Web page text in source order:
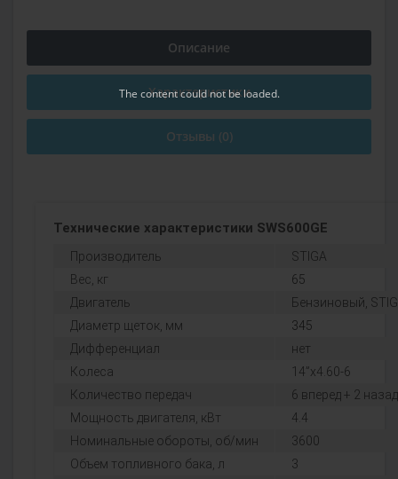
The contentcould not be loaded.
Описание
Характеристики
Отзывы (0)
Технические характеристики SWS600GE
Производитель
STIGA
Вес, кг
65
Двигатель
Бензиновый,
Диаметр щеток, мм
345
Дифференциал
нет
Колеса
14”x4.60-6
Количество передач
6 вперед + 2 назад
Мощность двигателя, кВт
4.4
Номинальные обороты, об/мин
3600
Объем топливного бака, л
3